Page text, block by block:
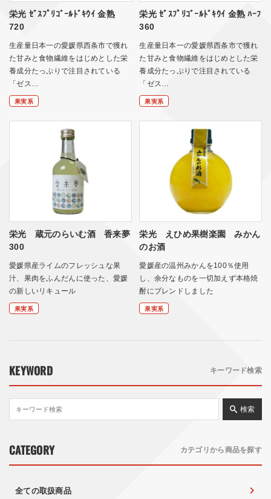
栄光 ｾﾞｽﾌﾟﾘｺﾞｰﾙﾄﾞｷｳｲ 金熟
720
生産量日本一の愛媛県西条市で獲れ
た甘みと食物繊維をはじめとした栄
養成分たっぷりで注目されている
「ゼス…
果実系
栄光 ｾﾞｽﾌﾟﾘｺﾞｰﾙﾄﾞｷｳｲ 金熟 ﾊｰﾌ
360
生産量日本一の愛媛県西条市で獲れ
た甘みと食物繊維をはじめとした栄
養成分たっぷりで注目されている
「ゼス…
果実系
栄光 蔵元のらいむ酒 香来夢
300
愛媛県産ライムのフレッシュな果
汁、果肉をふんだんに使った、愛媛
の新しいリキュール
果実系
栄光 えひめ果樹楽園 みかん
のお酒
愛媛産の温州みかんを100％使用
し、余分なものを一切加えず本格焼
酎にブレンドしました
果実系
KEYWORD キーワード検索
検索
CATEGORY カテゴリから商品を探す
全ての取扱商品